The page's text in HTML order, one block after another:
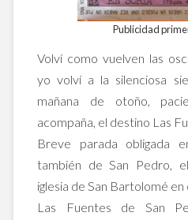
Publicidad
Volví como vuelven las
yo volví a la silenciosa
mañana de otoño,
acompaña, el destino Las
Breve parada obligada
también de San Pedro,
iglesia de San Bartolomé en
Las Fuentes de San